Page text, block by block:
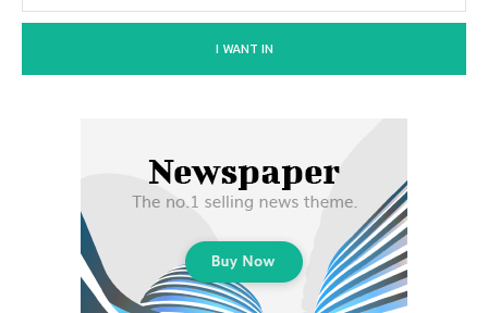
I WANT IN